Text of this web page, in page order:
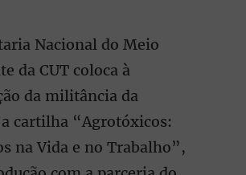
Nacional do Meio
da CUT coloca à
da militância da
cartilha “Agrotóxicos:
na Vida e no Trabalho”,